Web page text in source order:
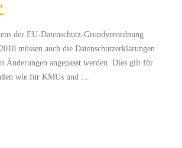
der EU-Datenschutz-Grundverordnung
müssen auch die Datenschutzerklärungen
Änderungen angepasst werden. Dies gilt für
wie für KMUs und …